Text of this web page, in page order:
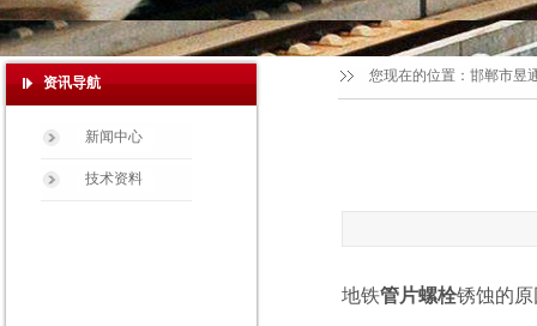
您现在的位置： 邯郸市昱
资讯导航
新闻中心
技术资料
地铁管片螺栓锈蚀的